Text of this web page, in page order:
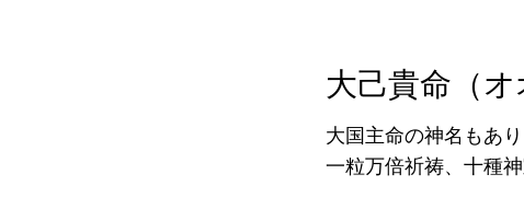
大己貴命（オ
大国主命の神名もあ
一粒万倍祈祷、十種